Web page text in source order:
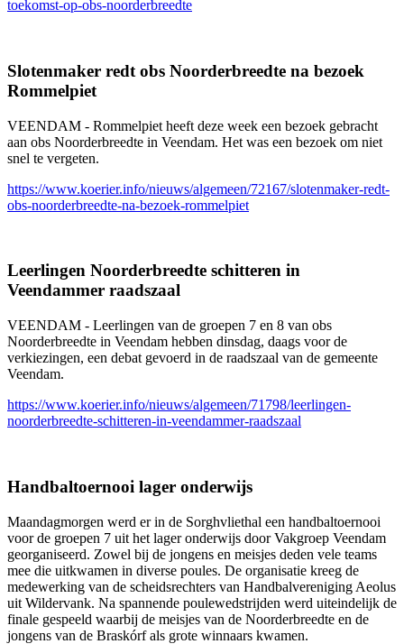
toekomst-op-obs-noorderbreedte
Slotenmaker redt obs Noorderbreedte na bezoek
Rommelpiet
VEENDAM - Rommelpiet heeft deze week een bezoek gebracht
aan obs Noorderbreedte in Veendam. Het was een bezoek om niet
snel te vergeten.
https://www.koerier.info/nieuws/algemeen/72167/slotenmaker-redt-
obs-noorderbreedte-na-bezoek-rommelpiet
Leerlingen Noorderbreedte schitteren in
Veendammer raadszaal
VEENDAM - Leerlingen van de groepen 7 en 8 van obs
Noorderbreedte in Veendam hebben dinsdag, daags voor de
verkiezingen, een debat gevoerd in de raadszaal van de gemeente
Veendam.
https://www.koerier.info/nieuws/algemeen/71798/leerlingen-
noorderbreedte-schitteren-in-veendammer-raadszaal
Handbaltoernooi lager onderwijs
Maandagmorgen werd er in de Sorghvliethal een handbaltoernooi
voor de groepen 7 uit het lager onderwijs door Vakgroep Veendam
georganiseerd. Zowel bij de jongens en meisjes deden vele teams
mee die uitkwamen in diverse poules. De organisatie kreeg de
medewerking van de scheidsrechters van Handbalvereniging Aeolus
uit Wildervank. Na spannende poulewedstrijden werd uiteindelijk de
finale gespeeld waarbij de meisjes van de Noorderbreedte en de
jongens van de Braskórf als grote winnaars kwamen.